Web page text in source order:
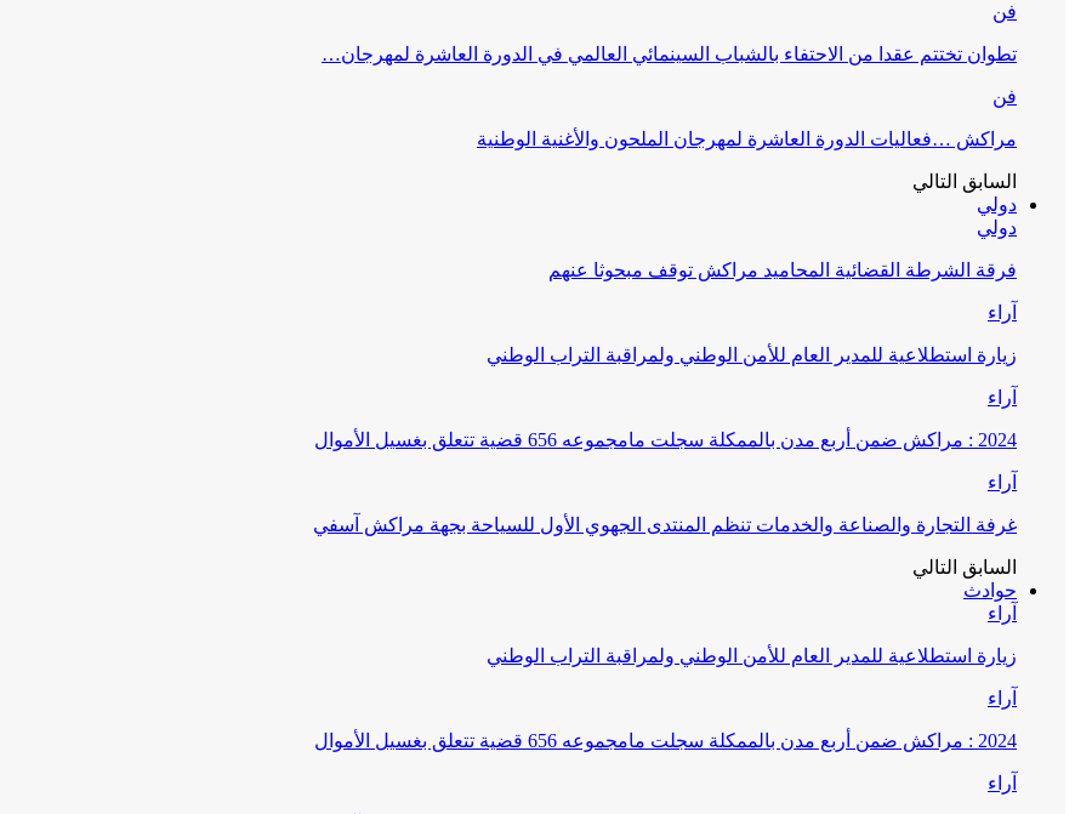
فن
تطوان تختتم عقدا من الاحتفاء بالشباب السينمائي العالمي في الدورة العاشرة لمهرجان…
فن
مراكش …فعاليات الدورة العاشرة لمهرجان الملحون والأغنية الوطنية
السابق التالي
دولي
دولي
فرقة الشرطة القضائية المحاميد مراكش توقف مبحوثا عنهم
آراء
زيارة استطلاعية للمدير العام للأمن الوطني ولمراقبة التراب الوطني
آراء
2024 : مراكش ضمن أربع مدن بالممكلة سجلت مامجموعه 656 قضية تتعلق بغسيل الأموال
آراء
غرفة التجارة والصناعة والخدمات تنظم المنتدى الجهوي الأول للسياحة بجهة مراكش آسفي
السابق التالي
حوادث
آراء
زيارة استطلاعية للمدير العام للأمن الوطني ولمراقبة التراب الوطني
آراء
2024 : مراكش ضمن أربع مدن بالممكلة سجلت مامجموعه 656 قضية تتعلق بغسيل الأموال
آراء